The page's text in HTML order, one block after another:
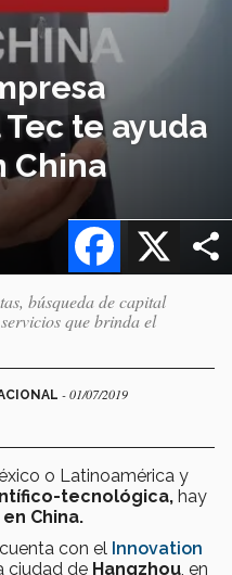
te ayuda
China
X
Facebook
búsqueda de capital
que brinda el
- 01/07/2019
o Latinoamérica y
tecnológica, hay
China.
con el Innovation
ciudad de Hangzhou , en